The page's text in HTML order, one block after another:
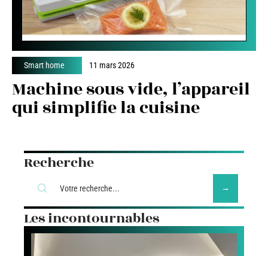
Smart home 11 mars 2026
Machine sous vide, l’appareil
qui simplifie la cuisine
Recherche
Les incontournables